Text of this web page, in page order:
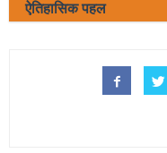
ऐतिहासिक पहल